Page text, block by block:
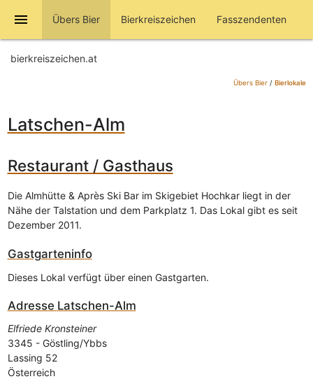
menu Übers Bier Bierkreiszeichen Fasszendenten
bierkreiszeichen.at
Übers Bier/ Bierlokale
Latschen-Alm
Restaurant / Gasthaus
Die Almhütte & Après Ski Bar im Skigebiet Hochkar liegt in der
Nähe der Talstation und dem Parkplatz 1. Das Lokal gibt es seit
Dezember 2011.
Gastgarteninfo
Dieses Lokal verfügt über einen Gastgarten.
Adresse Latschen-Alm
Elfriede Kronsteiner
3345 - Göstling/Ybbs
Lassing 52
Österreich